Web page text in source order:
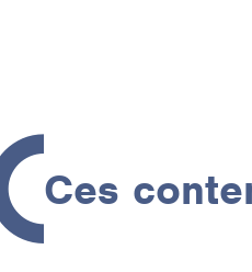
Ces